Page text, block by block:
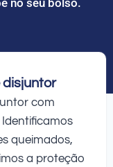
com
queimados,
a proteção